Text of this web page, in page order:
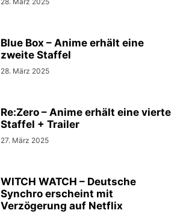
Blue Box – Anime erhält eine
zweite Staffel
28. März 2025
Re:Zero – Anime erhält eine vierte
Staffel + Trailer
27. März 2025
WITCH WATCH – Deutsche
Synchro erscheint mit
Verzögerung auf Netflix